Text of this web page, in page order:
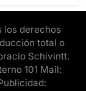
los derechos
total o
Schivintt.
101 Mail: